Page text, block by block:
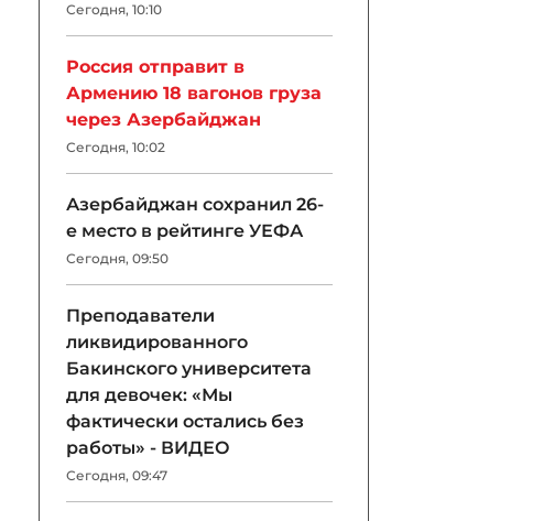
Сегодня, 10:10
Россия отправит в
Армению 18 вагонов груза
через Азербайджан
Сегодня, 10:02
Азербайджан сохранил 26-
е место в рейтинге УЕФА
Сегодня, 09:50
Преподаватели
ликвидированного
Бакинского университета
для девочек: «Мы
фактически остались без
работы» - ВИДЕО
Сегодня, 09:47